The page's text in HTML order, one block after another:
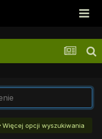
Więcej opcji wyszukiwania